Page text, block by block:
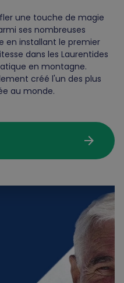
une touche de magie
ses nombreuses
en installant le premier
dans les Laurentides
en montagne.
créé l'un des plus
au monde.
arrow_forward